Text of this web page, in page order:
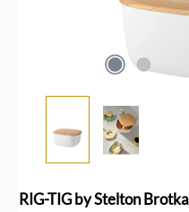
RIG-TIG by Stelton